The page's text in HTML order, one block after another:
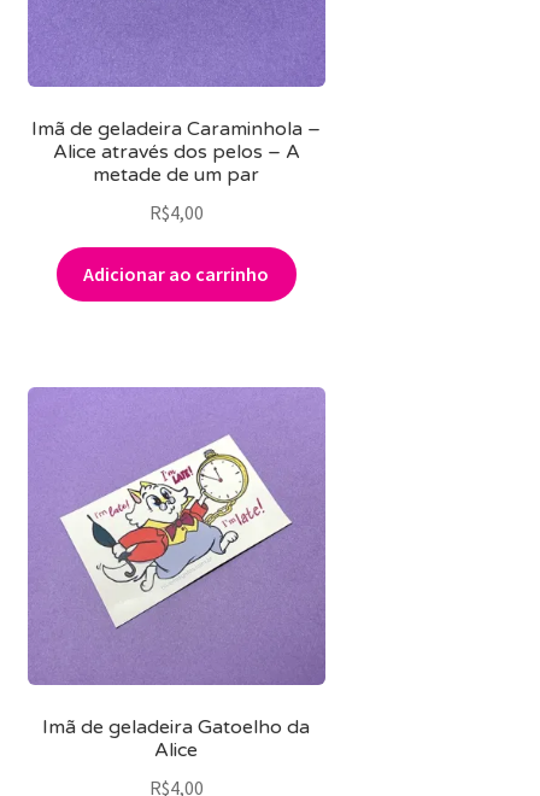
Imã de geladeira Caraminhola –
Alice através dos pelos – A
metade de um par
R$4,00
Adicionar ao carrinho
Imã de geladeira Gatoelho da
Alice
R$4,00